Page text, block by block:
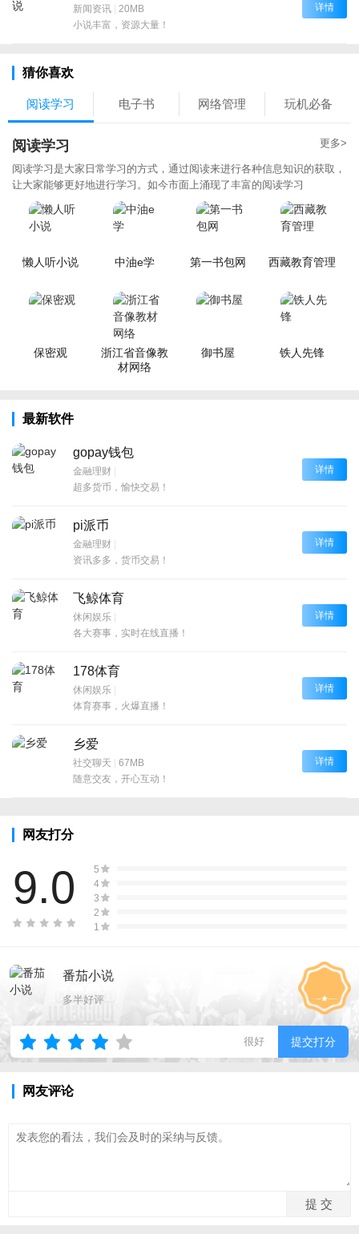
新闻资讯 | 20MB
小说丰富，资源大量！
详情
猜你喜欢
阅读学习 电子书 网络管理 玩机必备
阅读学习 更多>
阅读学习是大家日常学习的方式，通过阅读来进行各种信息知识的获取，
让大家能够更好地进行学习。如今市面上涌现了丰富的阅读学习
懒人听小说 中油e学 第一书包网 西藏教育管理
保密观
浙江省音像教
材网络
御书屋 铁人先锋
最新软件
gopay钱包
金融理财 |
超多货币，愉快交易！
详情
pi派币
金融理财 |
资讯多多，货币交易！
详情
飞鲸体育
休闲娱乐 |
各大赛事，实时在线直播！
详情
178体育
休闲娱乐 |
体育赛事，火爆直播！
详情
乡爱
社交聊天 | 67MB
随意交友，开心互动！
详情
网友打分
9.0
5
4
3
2
1
番茄小说
多半好评
很好 提交打分
网友评论